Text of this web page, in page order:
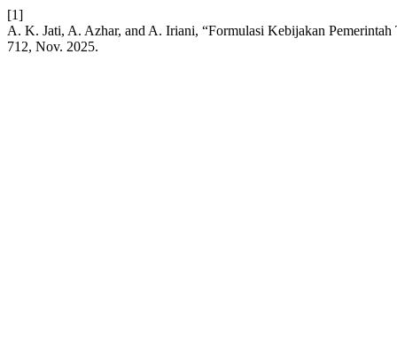
[1]
A. K. Jati, A. Azhar, and A. Iriani, “Formulasi Kebijakan
712, Nov. 2025.